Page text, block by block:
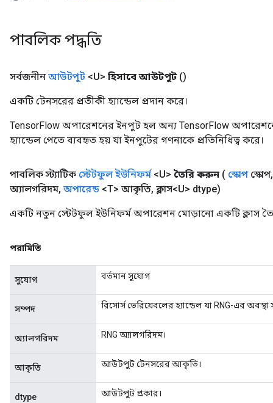
পাবলিক পদ্ধতি
সর্বজনীন আউটপুট <U> হিসাবে আউটপুট ()
একটি টেনসরের প্রতীকী হ্যান্ডেল প্রদান করে।
TensorFlow অপারেশনের ইনপুট হল অন্য TensorFlow
হ্যান্ডেল পেতে ব্যবহৃত হয় যা ইনপুটের গণনাকে প্রতিনিধিত্ব করে।
পাবলিক স্ট্যাটিক স্টেটফুল ইউনিফর্ম <U> তৈরি করুন ( স্কোপস্কোপ,
অ্যালগরিদম, অপারেন্ড <T> আকৃতি, ক্লাস<U> dtype)
একটি নতুন স্টেটফুল ইউনিফর্ম অপারেশন মোড়ানো একটি ক্লাস
পরামিতি
সুযোগ বর্তমান সুযোগ
সম্পদ রিসোর্স ভেরিয়েবলের হ্যান্ডেল যা RNG-এর অবস্থা
অ্যালগরিদম RNG অ্যালগরিদম।
আকৃতি আউটপুট টেনসরের আকৃতি।
dtype আউটপুট প্রকার।